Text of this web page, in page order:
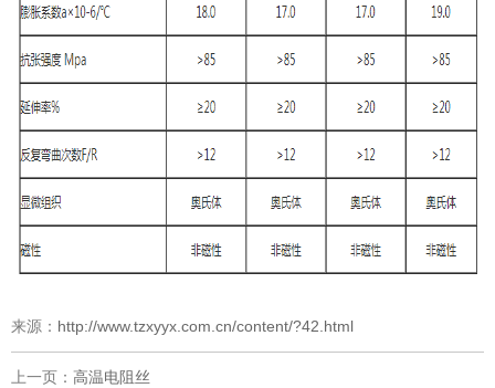
来源： http://www.tzxyyx.com.cn/content/?42.html
上一页： 高温电阻丝